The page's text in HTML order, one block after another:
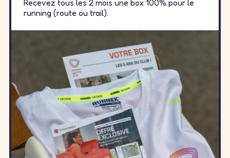
Recevez tous les 2 mois une box 100% pour le
running (route ou trail).